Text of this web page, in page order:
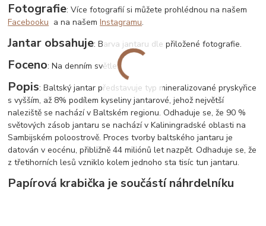
Fotografie: Více fotografií si můžete prohlédnou na našem
Facebooku a na našemInstagramu.
Jantar obsahuje: Barva jantaru dle přiložené fotografie.
Foceno: Na denním světle
Popis: Baltský jantar představuje typ mineralizované pryskyřice
s vyšším, až 8% podílem kyseliny jantarové, jehož největší
naleziště se nachází v Baltském regionu. Odhaduje se, že 90 %
světových zásob jantaru se nachází v Kaliningradské oblasti na
Sambijském poloostrově. Proces tvorby baltského jantaru je
datován v eocénu, přibližně 44 miliónů let nazpět. Odhaduje se, že
z třetihorních lesů vzniklo kolem jednoho sta tisíc tun jantaru.
Papírová krabička je součástí náhrdelníku